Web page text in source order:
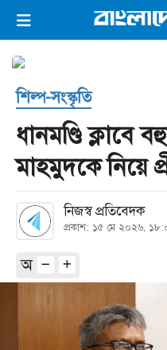
ভিডিও ই-পেপার
প্রচ্ছদ
সর্বশেষ
সব বিভাগ
কনভার্টার
শিল্প-সংস্কৃতি
ধানমণ্ডি ক্লাবে
মাহমুদকে নিয়ে
নিজস্ব প্রতিবেদক
প্রকাশ: ১৫ মে ২০২৬,
অ